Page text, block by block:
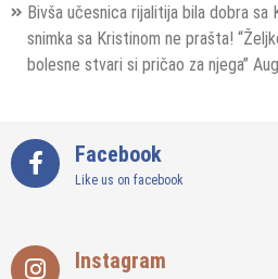
Bivša učesnica rijalitija bila dobra sa
snimka sa Kristinom ne prašta!
bolesne stvari si pričao za njega”
Facebook
Like us on facebook
Instagram